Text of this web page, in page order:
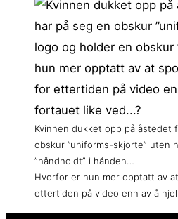
Kvinnen dukket opp på åstedet
obskur ”uniforms-skjorte” uten
”håndholdt” i hånden…
Hvorfor er hun mer opptatt av
ettertiden på video enn av å